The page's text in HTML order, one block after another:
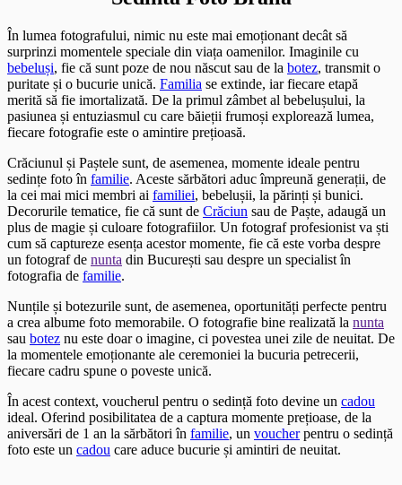
În lumea fotografului, nimic nu este mai emoționant decât să
surprinzi momentele speciale din viața oamenilor. Imaginile cu
bebeluși, fie că sunt poze de nou născut sau de la botez, transmit o
puritate și o bucurie unică. Familia se extinde, iar fiecare etapă
merită să fie imortalizată. De la primul zâmbet al bebelușului, la
pasiunea și entuziasmul cu care băieții frumoși explorează lumea,
fiecare fotografie este o amintire prețioasă.
Crăciunul și Paștele sunt, de asemenea, momente ideale pentru
sedințe foto în familie. Aceste sărbători aduc împreună generații, de
la cei mai mici membri ai familiei, bebelușii, la părinți și bunici.
Decorurile tematice, fie că sunt de Crăciun sau de Paște, adaugă un
plus de magie și culoare fotografiilor. Un fotograf profesionist va ști
cum să captureze esența acestor momente, fie că este vorba despre
un fotograf de nunta din București sau despre un specialist în
fotografia de familie.
Nunțile și botezurile sunt, de asemenea, oportunități perfecte pentru
a crea albume foto memorabile. O fotografie bine realizată la nunta
sau botez nu este doar o imagine, ci povestea unei zile de neuitat. De
la momentele emoționante ale ceremoniei la bucuria petrecerii,
fiecare cadru spune o poveste unică.
În acest context, voucherul pentru o sedință foto devine un cadou
ideal. Oferind posibilitatea de a captura momente prețioase, de la
aniversări de 1 an la sărbători în familie, un voucherpentru o sedință
foto este un cadou care aduce bucurie și amintiri de neuitat.